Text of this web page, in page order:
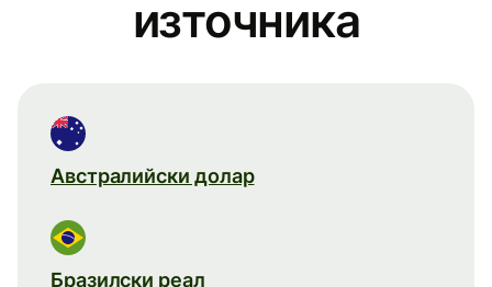
източника
Австралийски долар
Бразилски реал